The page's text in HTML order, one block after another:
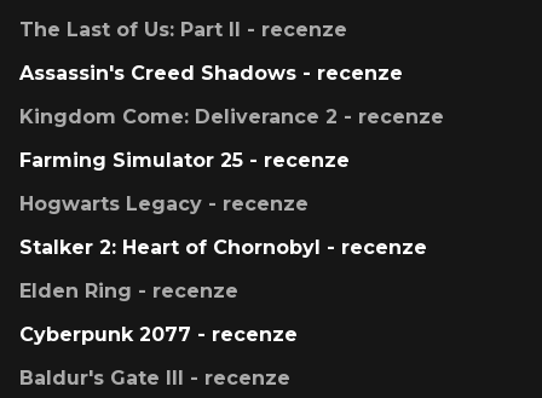
The Last of Us: Part II - recenze
Assassin's Creed Shadows - recenze
Kingdom Come: Deliverance 2 - recenze
Farming Simulator 25 - recenze
Hogwarts Legacy - recenze
Stalker 2: Heart of Chornobyl - recenze
Elden Ring - recenze
Cyberpunk 2077 - recenze
Baldur's Gate III - recenze